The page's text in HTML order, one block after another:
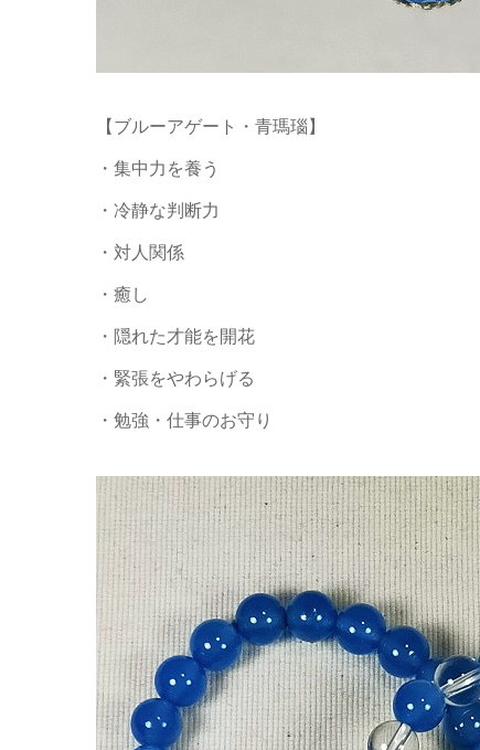
【ブルーアゲート・青瑪瑙】
・集中力を養う
・冷静な判断力
・対人関係
・癒し
・隠れた才能を開花
・緊張をやわらげる
・勉強・仕事のお守り